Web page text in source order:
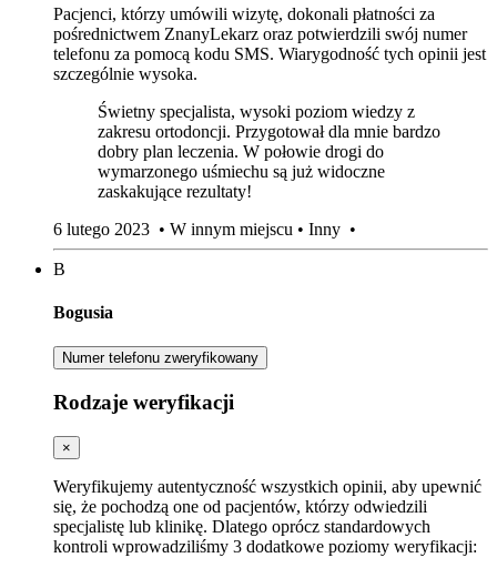
Pacjenci, którzy umówili wizytę, dokonali płatności za
pośrednictwem ZnanyLekarz oraz potwierdzili swój numer
telefonu za pomocą kodu SMS. Wiarygodność tych opinii jest
szczególnie wysoka.
Świetny specjalista, wysoki poziom wiedzy z
zakresu ortodoncji. Przygotował dla mnie bardzo
dobry plan leczenia. W połowie drogi do
wymarzonego uśmiechu są już widoczne
zaskakujące rezultaty!
6 lutego 2023 • W innym miejscu • Inny •
B
Bogusia
Numer telefonu zweryfikowany
Rodzaje weryfikacji
×
Weryfikujemy autentyczność wszystkich opinii, aby upewnić
się, że pochodzą one od pacjentów, którzy odwiedzili
specjalistę lub klinikę. Dlatego oprócz standardowych
kontroli wprowadziliśmy 3 dodatkowe poziomy weryfikacji: